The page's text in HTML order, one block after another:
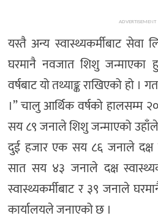
ADVERTISEMENT
यस्तै अन्य स्वास्थ्यकर्मीबाट
घरमानै नवजात शिशु जन्माएका
वर्षबाट यो तथ्याङ्क राखिएको हो ।
।” चालु आर्थिक वर्षको हालसम्म
सय ८९ जनाले शिशु जन्माएको
दुई हजार एक सय ८६ जनाले दक्ष
सात सय ४३ जनाले दक्ष
स्वास्थ्यकर्मीबाट र ३९ जनाले
कार्यालयले जनाएको छ ।